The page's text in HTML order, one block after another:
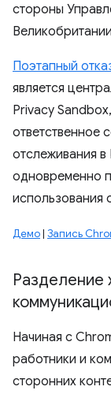
стороны
Поэтапный
является
Privacy
ответственное
отслеживания в
одновременно
использования
Демо| Запись
Разделение
Начиная с
работники и
сторонних